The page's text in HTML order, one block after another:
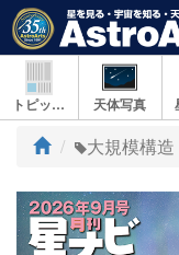
トピックス 天体写真
ト
プ
大規模構造